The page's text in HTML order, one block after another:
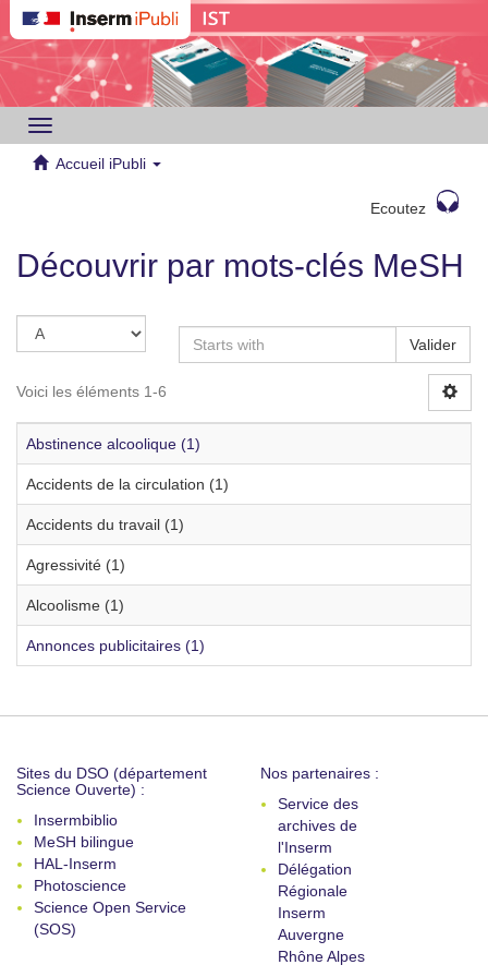
Toggle
navigation
Accueil iPubli
Ecoutez
Découvrir par mots-clés MeSH
Valider
Voici les éléments 1-6
Abstinence alcoolique (1)
Accidents de la circulation (1)
Accidents du travail (1)
Agressivité (1)
Alcoolisme (1)
Annonces publicitaires (1)
Sites du DSO (département
Science Ouverte) :
Insermbiblio
MeSH bilingue
HAL-Inserm
Photoscience
Science Open Service
(SOS)
Nos partenaires :
Service des
archives de
l'Inserm
Délégation
Régionale
Inserm
Auvergne
Rhône Alpes